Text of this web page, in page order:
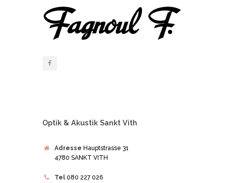
Optik & Akustik Sankt Vith
Adresse Hauptstrasse 31
4780 SANKT VITH
Tel 080 227 026